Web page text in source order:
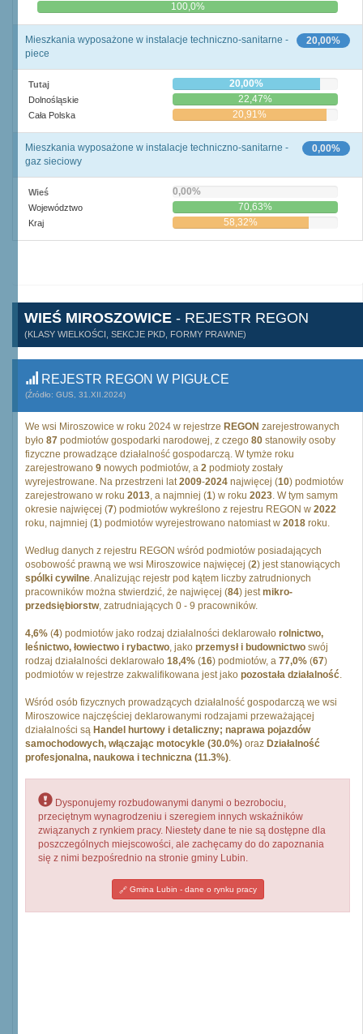
0,0% 100,0%
20,00%
Mieszkania wyposażone w instalacje techniczno-sanitarne -
piece
Tutaj 20,00%
Dolnośląskie 22,47%
Cała Polska 20,91%
0,00%
Mieszkania wyposażone w instalacje techniczno-sanitarne -
gaz sieciowy
Wieś 0,00%
Województwo 70,63%
Kraj 58,32%
WIEŚ MIROSZOWICE - REJESTR REGON
(KLASY WIELKOŚCI, SEKCJE PKD, FORMY PRAWNE)
REJESTR REGON W PIGUŁCE
(Źródło: GUS, 31.XII.2024)
We wsi Miroszowice w roku 2024 w rejestrze REGON zarejestrowanych
było 87 podmiotów gospodarki narodowej, z czego 80 stanowiły osoby
fizyczne prowadzące działalność gospodarczą. W tymże roku
zarejestrowano 9 nowych podmiotów, a 2 podmioty zostały
wyrejestrowane. Na przestrzeni lat2009-2024 najwięcej (10) podmiotów
zarejestrowano w roku 2013, a najmniej (1) w roku 2023. W tym samym
okresie najwięcej (7) podmiotów wykreślono z rejestru REGON w 2022
roku, najmniej (1) podmiotów wyrejestrowano natomiast w 2018 roku.
Według danych z rejestru REGON wśród podmiotów posiadających
osobowość prawną we wsi Miroszowice najwięcej (2) jest stanowiących
spólki cywilne. Analizując rejestr pod kątem liczby zatrudnionych
pracowników można stwierdzić, że najwięcej (84) jestmikro-
przedsiębiorstw, zatrudniających 0 - 9 pracowników.
4,6% (4) podmiotów jako rodzaj działalności deklarowało rolnictwo,
leśnictwo, łowiectwo i rybactwo, jako przemysł i budownictwo swój
rodzaj działalności deklarowało 18,4% (16) podmiotów, a 77,0% (67)
podmiotów w rejestrze zakwalifikowana jest jako pozostała działalność.
Wśród osób fizycznych prowadzących działalność gospodarczą we wsi
Miroszowice najczęściej deklarowanymi rodzajami przeważającej
działalności są Handel hurtowy i detaliczny; naprawa pojazdów
samochodowych, włączając motocykle (30.0%) oraz Działalność
profesjonalna, naukowa i techniczna (11.3%).
Dysponujemy rozbudowanymi danymi o bezrobociu,
przeciętnym wynagrodzeniu i szeregiem innych wskaźników
związanych z rynkiem pracy. Niestety dane te nie są dostępne dla
poszczególnych miejscowości, ale zachęcamy do do zapoznania
się z nimi bezpośrednio na stronie gminy Lubin.
Gmina Lubin - dane o rynku pracy